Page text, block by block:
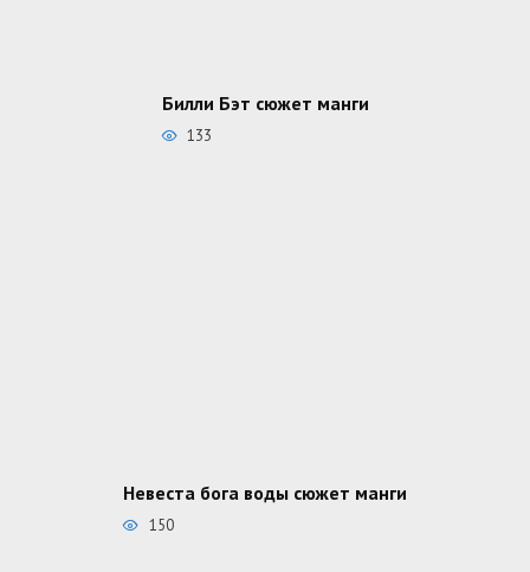
Билли Бэт сюжет манги
133
Невеста бога воды сюжет манги
150